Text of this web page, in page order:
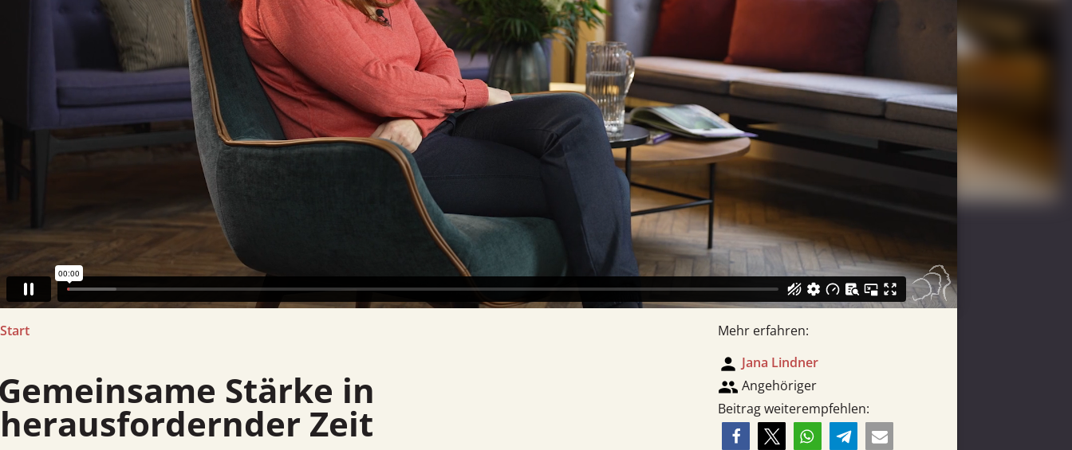
Start
Stärke in
herausfordernder Zeit
Mehr erfahren:
person Jana Lindner
group Angehöriger
Beitrag weiterempfehlen: